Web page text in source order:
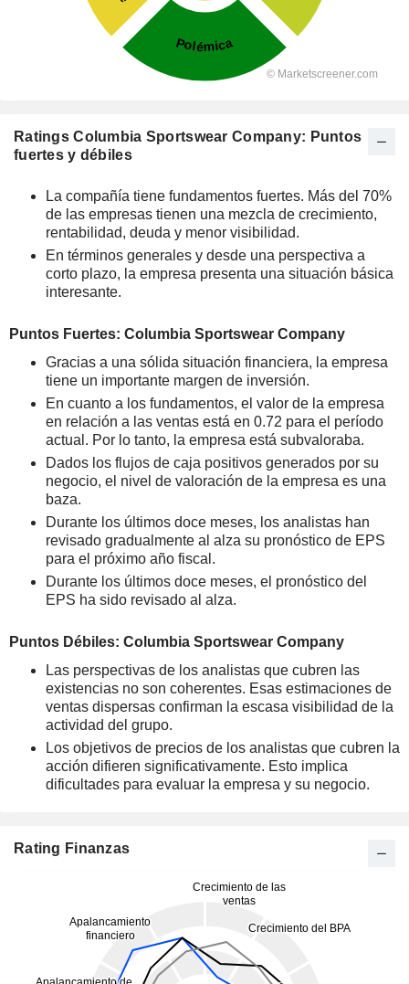
Ratings Columbia Sportswear Company: Puntos
fuertes y débiles
La compañía tiene fundamentos fuertes. Más del 70%
de las empresas tienen una mezcla de crecimiento,
rentabilidad, deuda y menor visibilidad.
En términos generales y desde una perspectiva a
corto plazo, la empresa presenta una situación básica
interesante.
Puntos Fuertes: Columbia Sportswear Company
Gracias a una sólida situación financiera, la empresa
tiene un importante margen de inversión.
En cuanto a los fundamentos, el valor de la empresa
en relación a las ventas está en 0.72 para el período
actual. Por lo tanto, la empresa está subvaloraba.
Dados los flujos de caja positivos generados por su
negocio, el nivel de valoración de la empresa es una
baza.
Durante los últimos doce meses, los analistas han
revisado gradualmente al alza su pronóstico de EPS
para el próximo año fiscal.
Durante los últimos doce meses, el pronóstico del
EPS ha sido revisado al alza.
Puntos Débiles: Columbia Sportswear Company
Las perspectivas de los analistas que cubren las
existencias no son coherentes. Esas estimaciones de
ventas dispersas confirman la escasa visibilidad de la
actividad del grupo.
Los objetivos de precios de los analistas que cubren la
acción difieren significativamente. Esto implica
dificultades para evaluar la empresa y su negocio.
Rating Finanzas